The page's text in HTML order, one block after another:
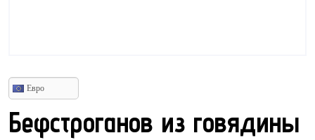
Евро
Бефстроганов из говядины